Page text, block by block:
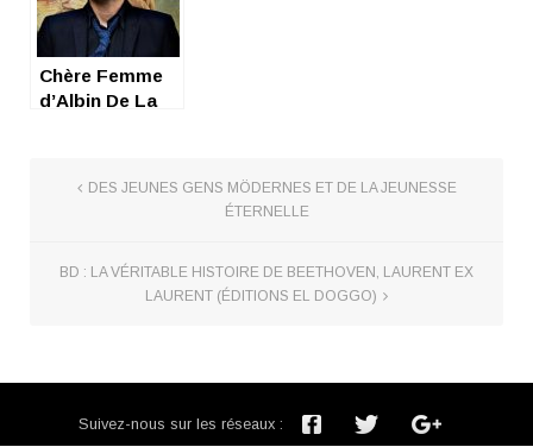
Chère Femme
d’Albin De La
DES JEUNES GENS MÖDERNES ET DE LA JEUNESSE
ÉTERNELLE
BD : LA VÉRITABLE HISTOIRE DE BEETHOVEN, LAURENT EX
LAURENT (ÉDITIONS EL DOGGO)
Suivez-nous sur les réseaux :